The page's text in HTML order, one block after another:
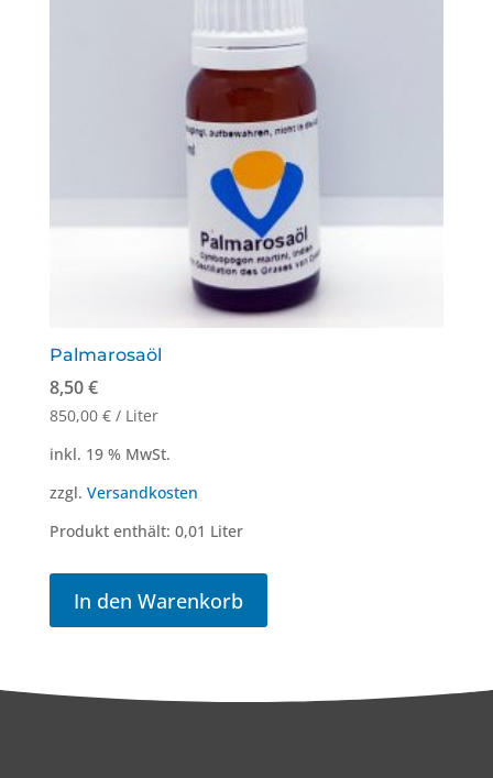
Palmarosaöl
8,50€
850,00 €/ Liter
inkl. 19 % MwSt.
zzgl. Versandkosten
Produkt enthält: 0,01 Liter
In den Warenkorb